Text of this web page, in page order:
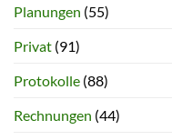
Planungen (55)
Privat (91)
Protokolle (88)
Rechnungen (44)